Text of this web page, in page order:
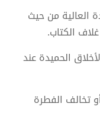
العالية من حيث
الكتاب.
الحميدة عند
تخالف الفطرة